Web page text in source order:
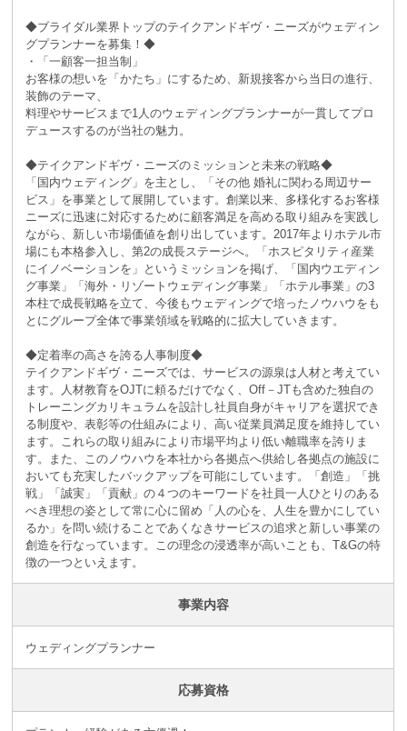
◆ブライダル業界トップのテイクアンドギヴ・ニーズがウェディン
グプランナーを募集！◆
・「一顧客一担当制」
お客様の想いを「かたち」にするため、新規接客から当日の進行、
装飾のテーマ、
料理やサービスまで1人のウェディングプランナーが一貫してプロ
デュースするのが当社の魅力。
◆テイクアンドギヴ・ニーズのミッションと未来の戦略◆
「国内ウェディング」を主とし、「その他 婚礼に関わる周辺サー
ビス」を事業として展開しています。創業以来、多様化するお客様
ニーズに迅速に対応するために顧客満足を高める取り組みを実践し
ながら、新しい市場価値を創り出しています。2017年よりホテル市
場にも本格参入し、第2の成長ステージへ。「ホスピタリティ産業
にイノベーションを」というミッションを掲げ、「国内ウエディン
グ事業」「海外・リゾートウェディング事業」「ホテル事業」の3
本柱で成長戦略を立て、今後もウェディングで培ったノウハウをも
とにグループ全体で事業領域を戦略的に拡大していきます。
◆定着率の高さを誇る人事制度◆
テイクアンドギヴ・ニーズでは、サービスの源泉は人材と考えてい
ます。人材教育をOJTに頼るだけでなく、Off－JTも含めた独自の
トレーニングカリキュラムを設計し社員自身がキャリアを選択でき
る制度や、表彰等の仕組みにより、高い従業員満足度を維持してい
ます。これらの取り組みにより市場平均より低い離職率を誇りま
す。また、このノウハウを本社から各拠点へ供給し各拠点の施設に
おいても充実したバックアップを可能にしています。「創造」「挑
戦」「誠実」「貢献」の４つのキーワードを社員一人ひとりのある
べき理想の姿として常に心に留め「人の心を、人生を豊かにしてい
るか」を問い続けることであくなきサービスの追求と新しい事業の
創造を行なっています。この理念の浸透率が高いことも、T&Gの特
徴の一つといえます。
事業内容
ウェディングプランナー
応募資格